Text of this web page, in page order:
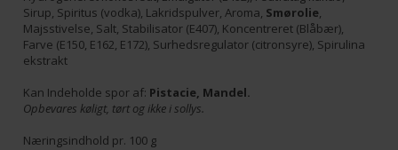
Sirup, Spiritus (vodka), Lakridspulver, Aroma, Smørolie,
Majsstivelse, Salt, Stabilisator (E407), Koncentreret (Blåbær),
Farve (E150, E162, E172), Surhedsregulator (citronsyre), Spirulina
ekstrakt
Kan Indeholde spor af: Pistacie, Mandel.
Opbevares køligt, tørt og ikke i sollys.
Næringsindhold pr. 100 g